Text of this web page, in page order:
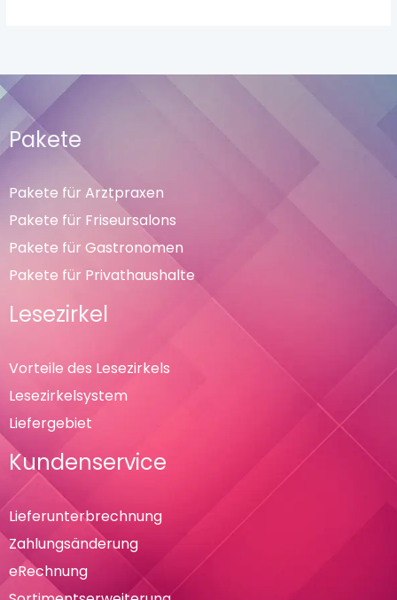
Pakete
Pakete für Arztpraxen
Pakete für Friseursalons
Pakete für Gastronomen
Pakete für Privathaushalte
Lesezirkel
Vorteile des Lesezirkels
Lesezirkelsystem
Liefergebiet
Kundenservice
Lieferunterbrechnung
Zahlungsänderung
eRechnung